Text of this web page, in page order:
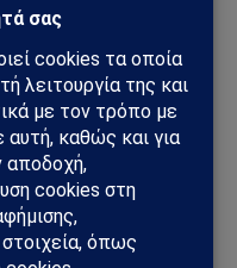
εξουσίες
εσωτερικό των